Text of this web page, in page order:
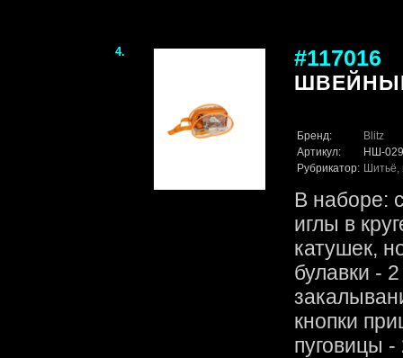
4. #117016
Бренд:
Blitz
Артикул:
НШ-029
Рубрикатор: Шитьё,
В наборе:
иглы в
катушек,
булавки -
кнопки
пуговицы -